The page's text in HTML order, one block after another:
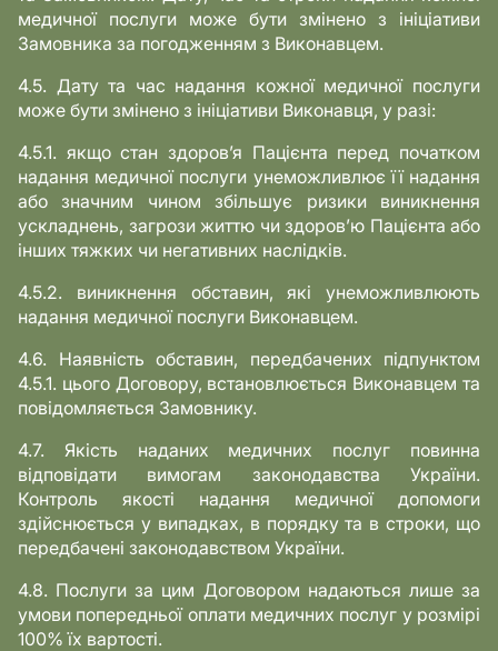
медичної послуги може бути змінено з ініціативи
Замовника за погодженням з Виконавцем.
4.5. Дату та час надання кожної медичної послуги
може бути змінено з ініціативи Виконавця, у разі:
4.5.1. якщо стан здоров’я Пацієнта перед початком
надання медичної послуги унеможливлює її надання
або значним чином збільшує ризики виникнення
ускладнень, загрози життю чи здоров’ю Пацієнта або
інших тяжких чи негативних наслідків.
4.5.2. виникнення обставин, які унеможливлюють
надання медичної послуги Виконавцем.
4.6. Наявність обставин, передбачених підпунктом
4.5.1. цього Договору, встановлюється Виконавцем та
повідомляється Замовнику.
4.7. Якість наданих медичних послуг повинна
відповідати вимогам законодавства України.
Контроль якості надання медичної допомоги
здійснюється у випадках, в порядку та в строки, що
передбачені законодавством України.
4.8. Послуги за цим Договором надаються лише за
умови попередньої оплати медичних послуг у розмірі
100% їх вартості.